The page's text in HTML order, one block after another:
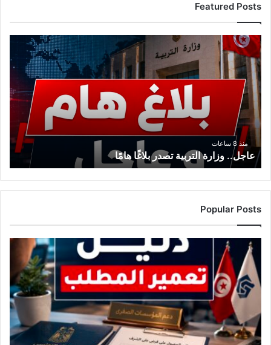
Featured Posts
عاجل..
وزارة
التربية
تصدر
بلاغًا
هامًا
منذ 8 ساعات
عاجل.. وزارة التربية تصدر بلاغًا هامًا
Popular Posts